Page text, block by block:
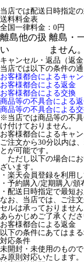
当店では配送日時指定
送料料金表
全国一律料金：0円
離島他の扱
い
離島・
ません。
キャンセル・返品（返
当店では以下の条件の
お客様都合によるキャ
お客様都合による返金
お客様都合による交換
商品等の不具合による
商品等の不具合による
※当店では商品等の不
け付けておりません。
お客様都合によるキャ
ご注文から30分以内は
とが可能です。
ただし以下の場合に
ざいます。
・楽天会員登録を利用
・予約購入/定期購入/頒
・配送日時指定で最短
なお、当店では、ご注
セルは承っておりません
あらかじめご了承くださ
お客様都合による返金
以下の条件にあてはま
対応条件
未開封・未使用のもの
み原則対応いたします。